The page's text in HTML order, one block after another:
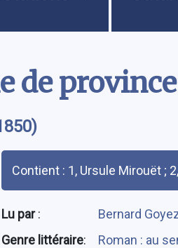
de
Contient : 1, Ursule Mirouët ;
Lu par:
Bernard
Genre littéraire:
Roman : au